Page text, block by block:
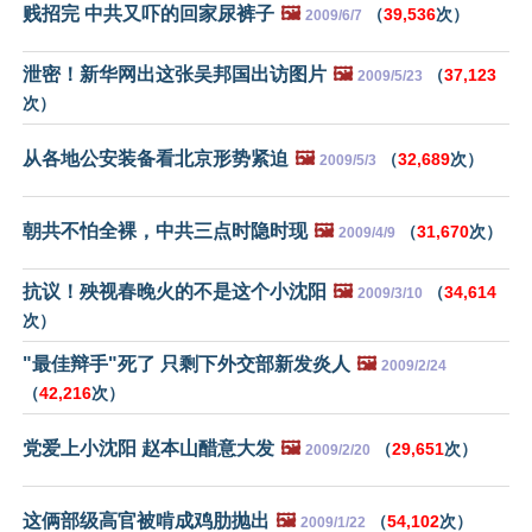
贱招完 中共又吓的回家尿裤子 🖼️ 2009/6/7 （39,536次）
泄密！新华网出这张吴邦国出访图片 🖼️ 2009/5/23 （37,123
次）
从各地公安装备看北京形势紧迫 🖼️ 2009/5/3 （32,689次）
朝共不怕全裸，中共三点时隐时现 🖼️ 2009/4/9 （31,670次）
抗议！殃视春晚火的不是这个小沈阳 🖼️ 2009/3/10 （34,614
次）
"最佳辩手"死了 只剩下外交部新发炎人 🖼️ 2009/2/24
（42,216次）
党爱上小沈阳 赵本山醋意大发 🖼️ 2009/2/20 （29,651次）
这俩部级高官被啃成鸡肋抛出 🖼️ 2009/1/22 （54,102次）